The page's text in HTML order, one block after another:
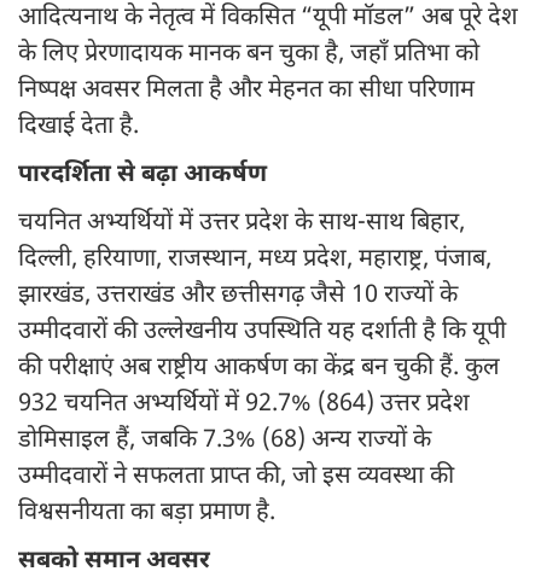
आदित्यनाथ के नेतृत्व में विकसित “यूपी मॉडल” अब पूरे देश
के लिए प्रेरणादायक मानक बन चुका है, जहाँ प्रतिभा को
निष्पक्ष अवसर मिलता है और मेहनत का सीधा परिणाम
दिखाई देता है.
पारदर्शिता से बढ़ा आकर्षण
चयनित अभ्यर्थियों में उत्तर प्रदेश के साथ-साथ बिहार,
दिल्ली, हरियाणा, राजस्थान, मध्य प्रदेश, महाराष्ट्र, पंजाब,
झारखंड, उत्तराखंड और छत्तीसगढ़ जैसे 10 राज्यों के
उम्मीदवारों की उल्लेखनीय उपस्थिति यह दर्शाती है कि यूपी
की परीक्षाएं अब राष्ट्रीय आकर्षण का केंद्र बन चुकी हैं. कुल
932 चयनित अभ्यर्थियों में 92.7% (864) उत्तर प्रदेश
डोमिसाइल हैं, जबकि 7.3% (68) अन्य राज्यों के
उम्मीदवारों ने सफलता प्राप्त की, जो इस व्यवस्था की
विश्वसनीयता का बड़ा प्रमाण है.
सबको समान अवसर